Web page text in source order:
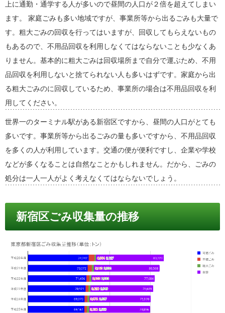
上に通勤・通学する人が多いので昼間の人口が２倍を超えてしまい
ます。 家庭ごみも多い地域ですが、事業所等から出るごみも大量で
す。粗大ごみの回収を行ってはいますが、回収してもらえないもの
もあるので、不用品回収を利用しなくてはならないことも少なくあ
りません。基本的に粗大ごみは回収場所まで自分で運ぶため、不用
品回収を利用しないと捨てられない人も多いはずです。家庭から出
る粗大ごみのに回収しているため、事業所の場合は不用品回収を利
用してください。
世界一のターミナル駅がある新宿区ですから、昼間の人口がとても
多いです。事業所等から出るごみの量も多いですから、不用品回収
を多くの人が利用しています。交通の便が便利ですし、企業や学校
などが多くなることは自然なことかもしれません。だから、ごみの
処分は一人一人がよく考えなくてはならないでしょう。
新宿区ごみ収集量の推移